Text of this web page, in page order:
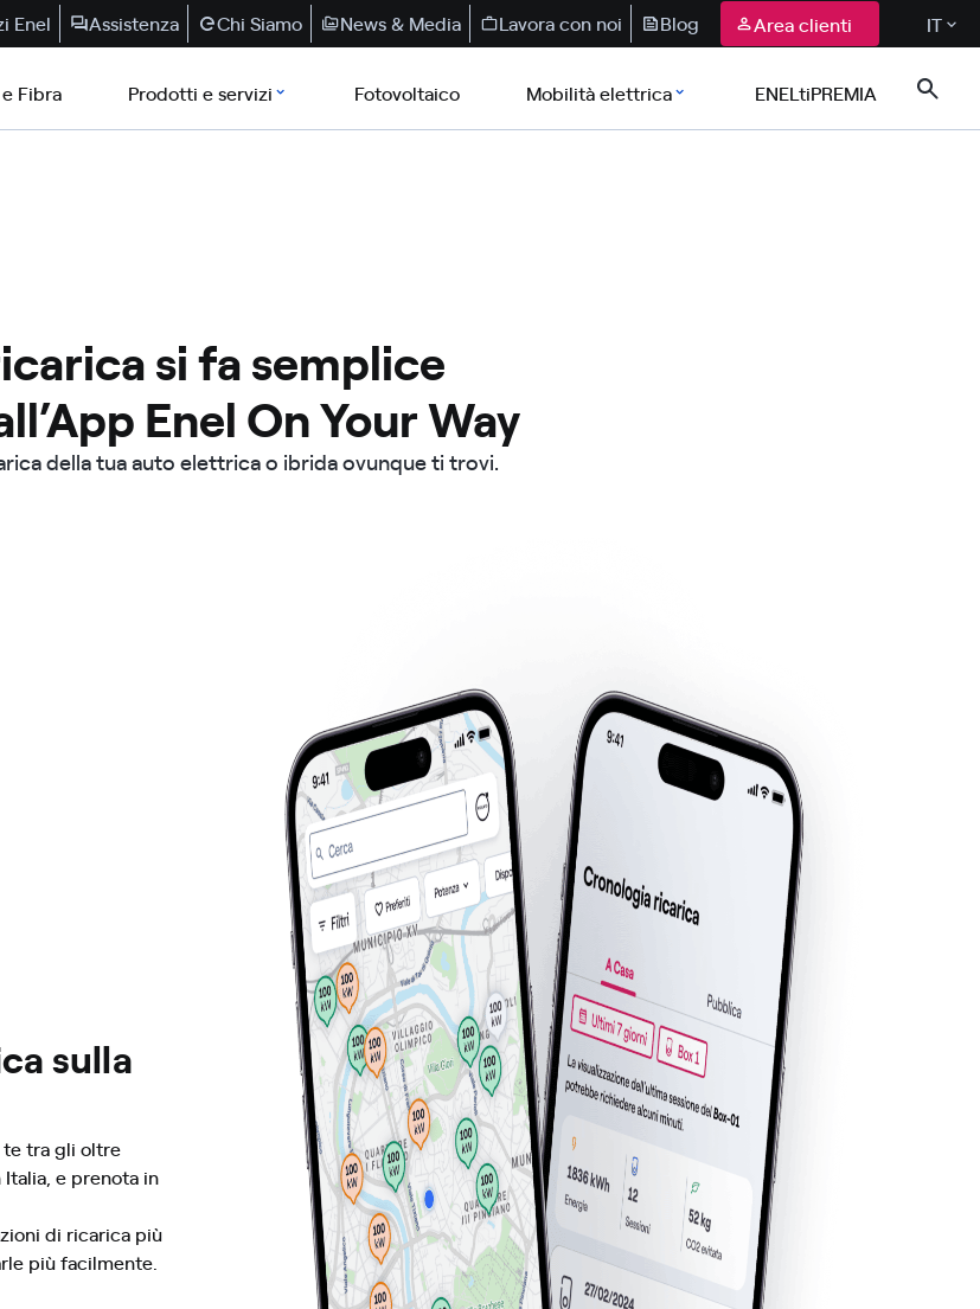
Enel Assistenza Chi Siamo News & Media Lavora con noi Blog Area clienti IT
Fibra Prodotti e servizi Fotovoltaico Mobilità elettrica ENELtiPREMIA
si fa semplice
Enel On Your Way
della tua auto elettrica o ibrida ovunque ti trovi.
sulla
tra gli oltre
e prenota in
di ricarica più
più facilmente.